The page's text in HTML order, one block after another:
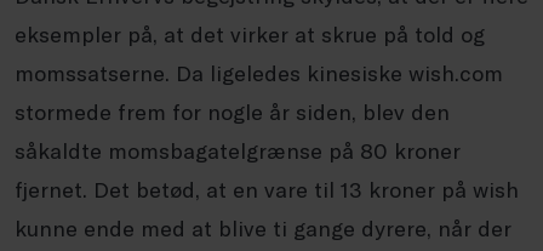
eksempler på, at det virker at skrue på told og
momssatserne. Da ligeledes kinesiske wish.com
stormede frem for nogle år siden, blev den
såkaldte momsbagatelgrænse på 80 kroner
fjernet. Det betød, at en vare til 13 kroner på wish
kunne ende med at blive ti gange dyrere, når der